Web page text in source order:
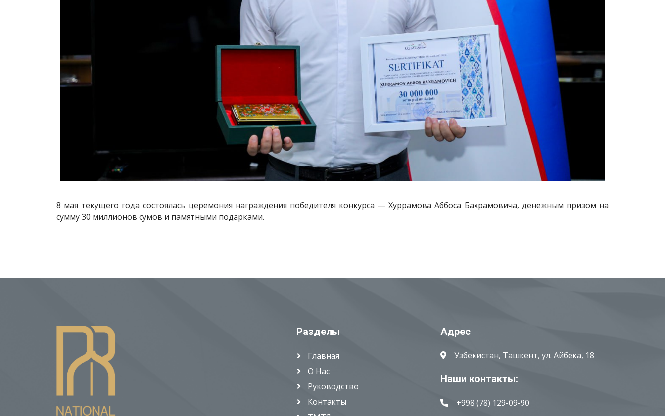
8 мая текущего года состоялась церемония награждения победителя конкурса — Хуррамова Аббоса Бахрамовича, денежным призом на
сумму 30 миллионов сумов и памятными подарками.
Разделы
Главная
О Нас
Руководство
Контакты
Адрес
Узбекистан, Ташкент, ул. Айбека, 18
Наши контакты:
+998 (78) 129-09-90